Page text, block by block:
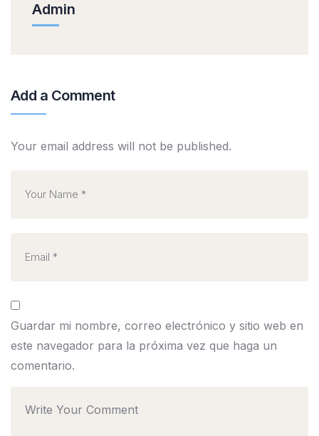
Admin
Add a Comment
Your email address will not be published.
Guardar mi nombre, correo electrónico y sitio web en
este navegador para la próxima vez que haga un
comentario.